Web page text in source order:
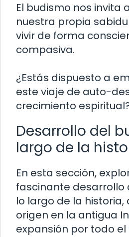
El budismo nos invita
nuestra propia
vivir de forma
compasiva.
¿Estás dispuesto a
este viaje de auto-
crecimiento
Desarrollo del
largo de la
En esta sección,
fascinante desarrollo
lo largo de la historia,
origen en la antigua
expansión por todo el